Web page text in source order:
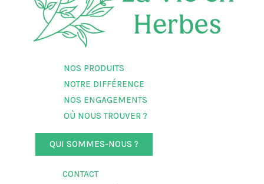
NOS PRODUITS
NOTRE DIFFÉRENCE
NOS ENGAGEMENTS
OÙ NOUS TROUVER ?
QUI SOMMES-NOUS ?
CONTACT